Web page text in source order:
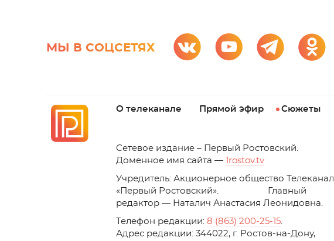
МЫ В СОЦСЕТЯХ
О телеканале Прямой эфир Сюжеты
Cетевое издание – Первый Ростовский.
Доменное имя сайта —
1rostov.tv
Учредитель: Акционерное общество Телеканал
«Первый Ростовский». Главный
редактор — Наталич Анастасия Леонидовна.
Телефон редакции: 8 (863) 200-25-15.
Адрес редакции: 344022, г. Ростов-на-Дону,